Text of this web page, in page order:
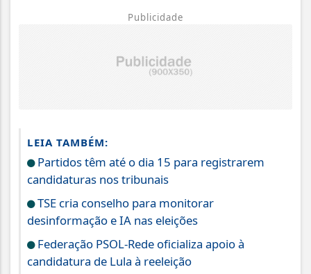
Publicidade
LEIA TAMBÉM:
Partidos têm até o dia 15 para registrarem
candidaturas nos tribunais
TSE cria conselho para monitorar
desinformação e IA nas eleições
Federação PSOL-Rede oficializa apoio à
candidatura de Lula à reeleição